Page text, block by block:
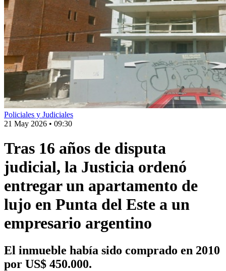
Policiales y Judiciales
21 May 2026 • 09:30
Tras 16 años de disputa
judicial, la Justicia ordenó
entregar un apartamento de
lujo en Punta del Este a un
empresario argentino
El inmueble había sido comprado en 2010
por US$ 450.000.